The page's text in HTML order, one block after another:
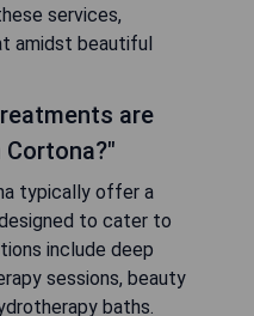
services,
amidst beautiful
are
typically offer a
to cater to
include deep
sessions, beauty
baths.